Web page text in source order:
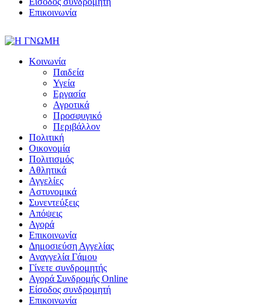
Επικοινωνία
Κοινωνία
Παιδεία
Υγεία
Εργασία
Αγροτικά
Προσφυγικό
Περιβάλλον
Πολιτική
Οικονομία
Πολιτισμός
Αθλητικά
Αγγελίες
Αστυνομικά
Συνεντεύξεις
Απόψεις
Αγορά
Επικοινωνία
Δημοσιεύση Αγγελίας
Αναγγελία Γάμου
Γίνετε συνδρομητής
Αγορά Συνδρομής Online
Είσοδος συνδρομητή
Επικοινωνία